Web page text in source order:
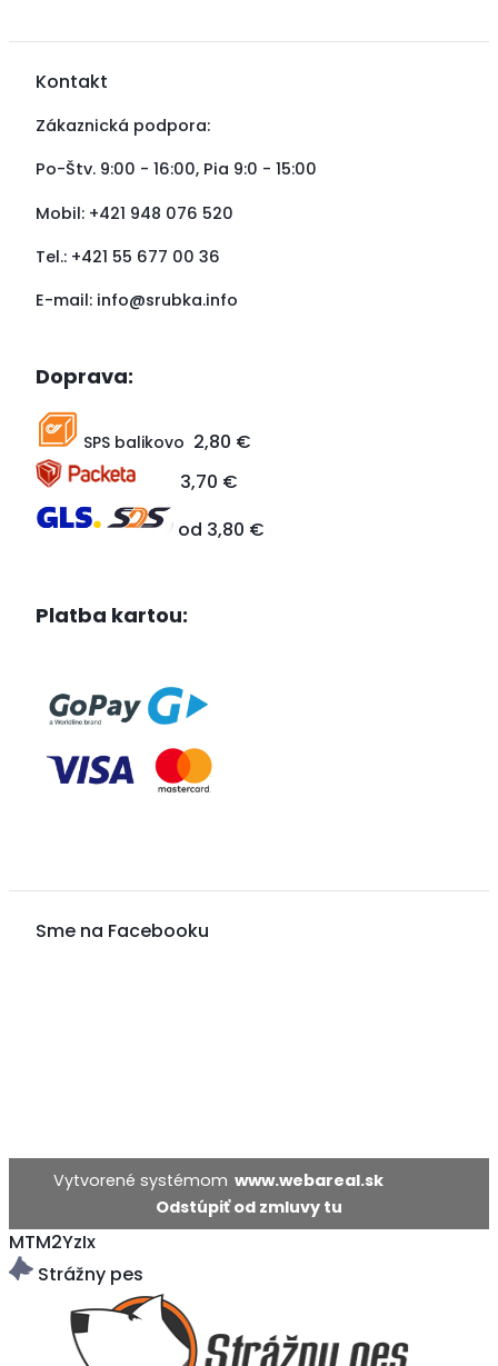
Kontakt
Zákaznická podpora:
Po-Štv. 9:00 - 16:00, Pia 9:0 - 15:00
Mobil: +421 948 076 520
Tel.: +421 55 677 00 36
E-mail: info@srubka.info
Doprava:
SPS balikovo 2,80 €
3,70 €
od 3,80 €
Platba kartou:
Sme na Facebooku
Vytvorené systémom www.webareal.sk
MTM2YzIx
Strážny pes